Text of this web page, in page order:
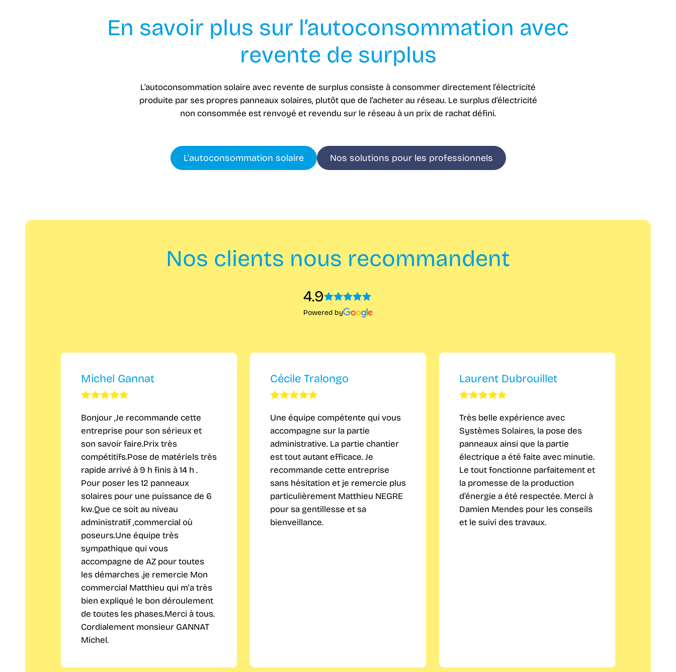
En savoir plus sur l’autoconsommation avec
revente de surplus
L’autoconsommation solaire avec revente de surplus consiste à consommer directement l’électricité
produite par ses propres panneaux solaires, plutôt que de l’acheter au réseau. Le surplus d’électricité
non consommée est renvoyé et revendu sur le réseau à un prix de rachat défini.
L'autoconsommation solaire Nos solutions pour les professionnels
Nos clients nous recommandent
4.9
Powered by
Michel Gannat
Bonjour ,Je recommande cette
entreprise pour son sérieux et
son savoir faire.Prix très
compétitifs.Pose de matériels très
rapide arrivé à 9 h finis à 14 h .
Pour poser les 12 panneaux
solaires pour une puissance de 6
kw.Que ce soit au niveau
administratif ,commercial où
poseurs.Une équipe très
sympathique qui vous
accompagne de AZ pour toutes
les démarches .je remercie Mon
commercial Matthieu qui m'a très
bien expliqué le bon déroulement
de toutes les phases.Merci à tous.
Cordialement monsieur GANNAT
Michel.
Cécile Tralongo
Une équipe compétente qui vous
accompagne sur la partie
administrative. La partie chantier
est tout autant efficace. Je
recommande cette entreprise
sans hésitation et je remercie plus
particulièrement Matthieu NEGRE
pour sa gentillesse et sa
bienveillance.
Laurent Dubrouillet
Très belle expérience avec
Systèmes Solaires, la pose des
panneaux ainsi que la partie
électrique a été faite avec minutie.
Le tout fonctionne parfaitement et
la promesse de la production
d’énergie a été respectée. Merci à
Damien Mendes pour les conseils
et le suivi des travaux.